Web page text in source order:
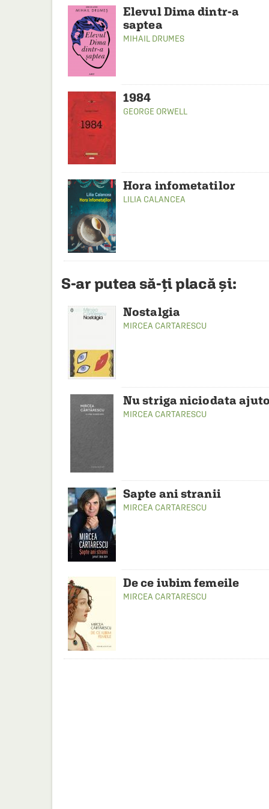
Elevul Dima dintr-a
saptea
MIHAIL DRUMES
1984
GEORGE ORWELL
Hora infometatilor
LILIA CALANCEA
S-ar putea să-ți placă și:
Nostalgia
MIRCEA CARTARESCU
Nu striga niciodata
MIRCEA CARTARESCU
Sapte ani stranii
MIRCEA CARTARESCU
De ce iubim femeile
MIRCEA CARTARESCU